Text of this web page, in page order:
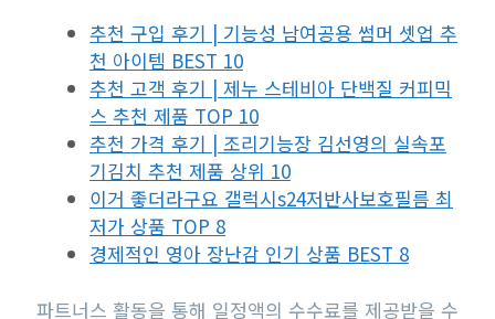
추천 구입 후기 | 기능성 남여공용 썸머 셋업 추
천 아이템 BEST 10
추천 고객 후기 | 제누 스테비아 단백질 커피믹
스 추천 제품 TOP 10
추천 가격 후기 | 조리기능장 김선영의 실속포
기김치 추천 제품 상위 10
이거 좋더라구요 갤럭시s24저반사보호필름 최
저가 상품 TOP 8
경제적인 영아 장난감 인기 상품 BEST 8
파트너스 활동을 통해 일정액의 수수료를 제공받을 수